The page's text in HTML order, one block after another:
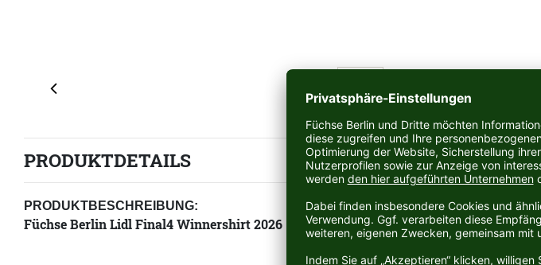
PRODUKTDETAILS
PRODUKTBESCHREIBUNG:
Füchse Berlin Lidl Final4 Winnershirt 2026